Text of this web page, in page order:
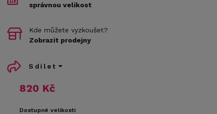
820 Kč
Dostupné velikosti
správnou velikost
Kde můžete vyzkoušet?
Zobrazit prodejny
Sdílet